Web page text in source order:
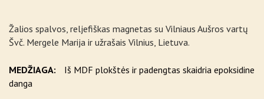
Žalios spalvos, reljefiškas magnetas su Vilniaus Aušros vartų
Švč. Mergele Marija ir užrašais Vilnius, Lietuva.
MEDŽIAGA:
Iš MDF plokštės ir padengtas skaidria epoksidine
danga